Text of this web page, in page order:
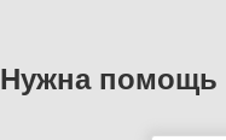
Нужна помощь